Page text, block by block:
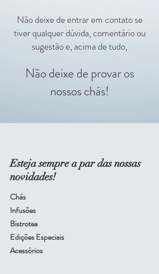
Não deixe de entrar em contato se
tiver qualquer dúvida, comentário ou
sugestão e, acima de tudo,
Não deixe de provar os
nossos chás!
Esteja sempre a par das nossas
novidades!
Chás
Infusões
Bistrotea
Edições Especiais
Acessórios